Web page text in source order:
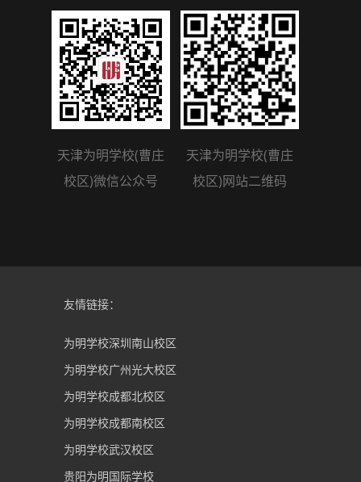
天津为明学校(曹庄
校区)微信公众号
天津为明学校(曹庄
校区)网站二维码
友情链接：
为明学校深圳南山校区
为明学校广州光大校区
为明学校成都北校区
为明学校成都南校区
为明学校武汉校区
贵阳为明国际学校